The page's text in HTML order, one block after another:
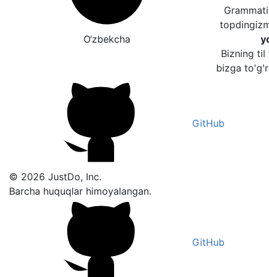
O‘zbekcha
Bizning til
bizga
GitHub
© 2026 JustDo, Inc.
Barcha huquqlar himoyalangan.
GitHub